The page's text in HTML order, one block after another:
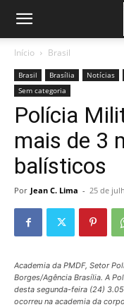
Início Brasil
Brasil Brasília Notícias
Sem categoria
Polícia
mais de 3
balísticos
Por Jean C. Lima - 25 de
Academia da PMDF, Setor
Borges/Agência Brasília. A
desta segunda-feira (24)
ocorreu na academia da